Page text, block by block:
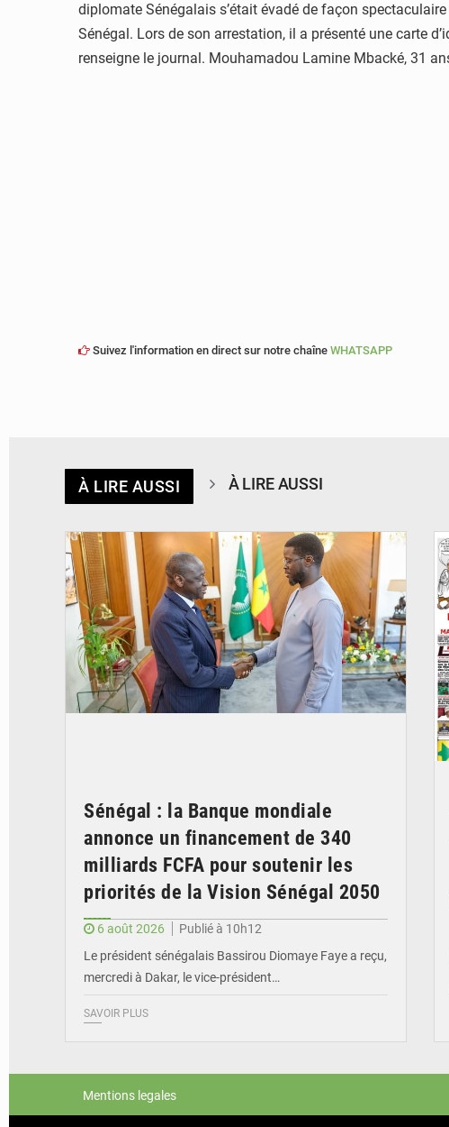
diplomate Sénégalais s’était évadé de façon
Sénégal. Lors de son arrestation, il a présenté une carte
renseigne le journal. Mouhamadou Lamine Mbacké, 31
Suivez l'information en direct sur notre chaîne WHATSAPP
À LIRE AUSSI À LIRE AUSSI
Sénégal : la Banque mondiale
annonce un financement de 340
milliards FCFA pour soutenir les
priorités de la Vision Sénégal 2050
6 août 2026
Publié à 10h12
Le président sénégalais Bassirou Diomaye Faye a reçu,
mercredi à Dakar, le vice-président…
SAVOIR PLUS
Mentions legales